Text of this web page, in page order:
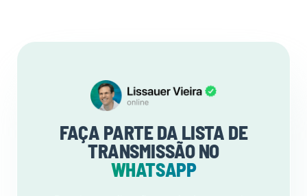
FAÇA PARTE DA LISTA DE
TRANSMISSÃO NO
WHATSAPP